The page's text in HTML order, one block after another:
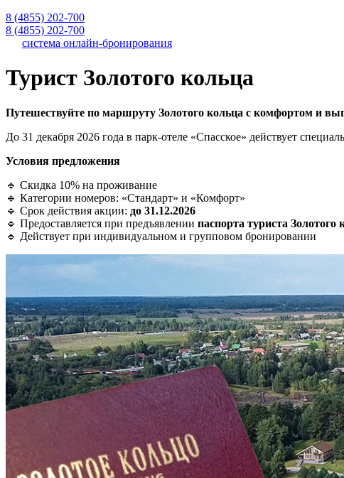
8 (4855) 202-700
8 (4855) 202-700
система онлайн-бронирования
Турист Золотого кольца
Путешествуйте по маршруту Золотого кольца с комфортом и
До 31 декабря 2026 года в парк-отеле «Спасское» действует
Условия предложения
🔹 Скидка 10% на проживание
🔹 Категории номеров: «Стандарт» и «Комфорт»
🔹 Срок действия акции: до 31.12.2026
🔹 Предоставляется при предъявлении паспорта туриста Золотого
🔹 Действует при индивидуальном и групповом бронировании